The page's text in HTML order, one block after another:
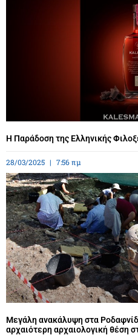
Η Παράδοση της Ελληνικής
28/03/2025 7:56 πμ
Μεγάλη ανακάλυψη στα
αρχαιότερη αρχαιολογική θέση